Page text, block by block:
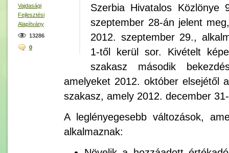
Vajdasági
Fejlesztési
Alapítvány
13286
0
Szerbia Hivatalos Közlönye
szeptember 28-án jelent
2012. szeptember 29.,
1-től kerül sor. Kivételt
szakasz második
amelyeket 2012. október elsejétől
szakasz, amely 2012. december
A leglényegesebb változások,
alkalmaznak: